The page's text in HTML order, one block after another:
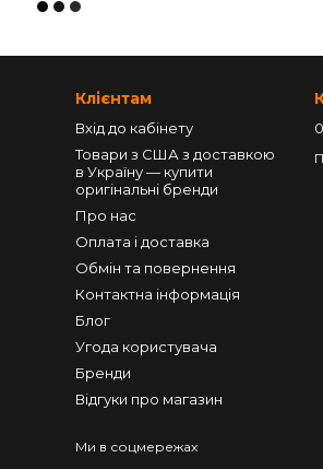
Клієнтам
Вхід до кабінету
Товари з США з доставкою
в Україну — купити
оригінальні бренди
Про нас
Оплата і доставка
Обмін та повернення
Контактна інформація
Блог
Угода користувача
Бренди
Відгуки про магазин
Ми в соцмережах